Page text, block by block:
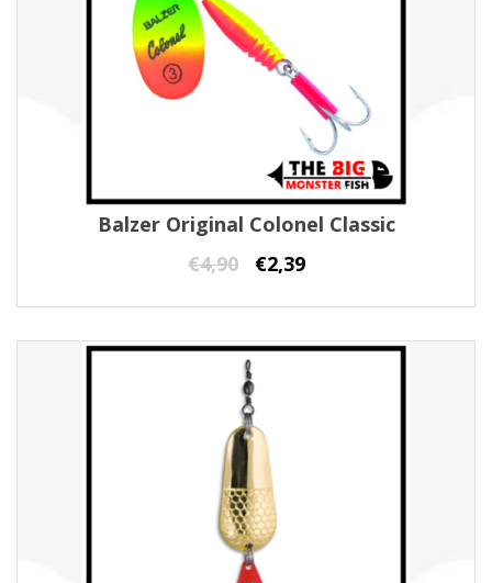
Balzer Original Colonel Classic
€4,90 €2,39